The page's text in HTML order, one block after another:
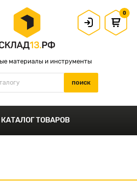
материалы и инструменты
0
КАТАЛОГ ТОВАРОВ